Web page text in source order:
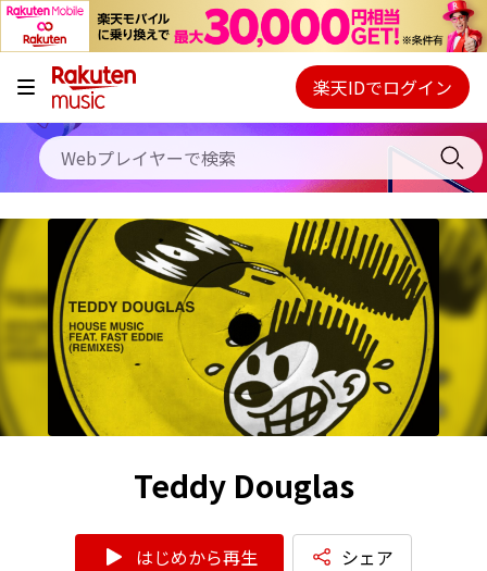
キャンペーン
料金プラン
使い方
初回30日間無料お試し
Webプレイヤー
ご契約内容の確認・変更
楽天IDでログイン
Teddy Douglas
はじめから再生 シェア